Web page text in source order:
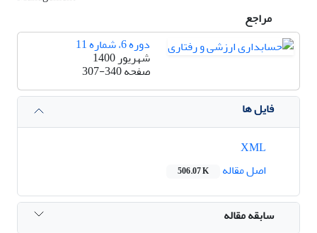
مراجع
دوره 6، شماره 11
شهریور 1400
صفحه307-340
فایل ها
اصل مقاله
506.07 K
سابقه مقاله